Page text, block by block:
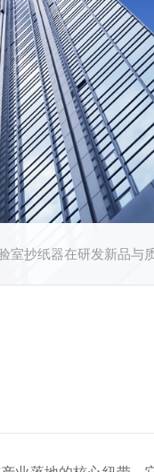
室抄纸器在研发新品与质